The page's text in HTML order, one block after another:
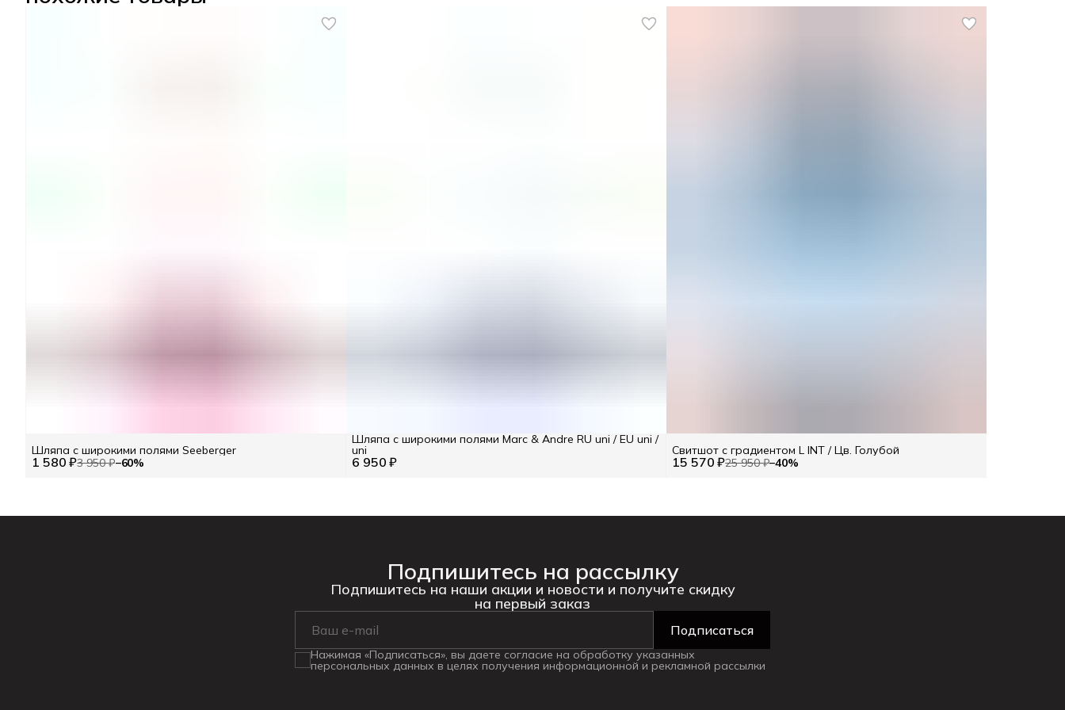
1 580 ₽3 950 ₽−60%
Шляпа с широкими полями Seeberger
6 950 ₽
Шляпа с широкими полями Marc & Andre RU uni / EU uni /
uni
15 570 ₽25 950 ₽−40%
Свитшот с градиентом L INT / Цв. Голубой
Подпишитесь на рассылку
Подпишитесь на наши акции и новости и получите скидку
на первый заказ
Подписаться
Нажимая «Подписаться», вы даете согласие на обработку указанных
персональных данных в целях получения информационной и рекламной рассылки